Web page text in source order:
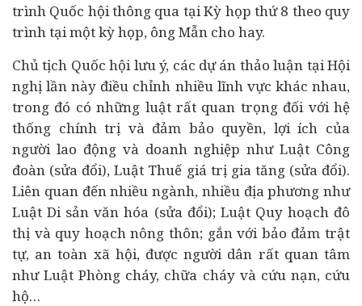
trình Quốc hội thông qua tại Kỳ họp thứ 8 theo quy
trình tại một kỳ họp, ông Mẫn cho hay.
Chủ tịch Quốc hội lưu ý, các dự án thảo luận tại Hội
nghị lần này điều chỉnh nhiều lĩnh vực khác nhau,
trong đó có những luật rất quan trọng đối với hệ
thống chính trị và đảm bảo quyền, lợi ích của
người lao động và doanh nghiệp như Luật Công
đoàn (sửa đổi), Luật Thuế giá trị gia tăng (sửa đổi).
Liên quan đến nhiều ngành, nhiều địa phương như
Luật Di sản văn hóa (sửa đổi); Luật Quy hoạch đô
thị và quy hoạch nông thôn; gắn với bảo đảm trật
tự, an toàn xã hội, được người dân rất quan tâm
như Luật Phòng cháy, chữa cháy và cứu nạn, cứu
hộ…